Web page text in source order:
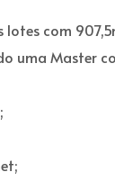
lotes com
uma Master